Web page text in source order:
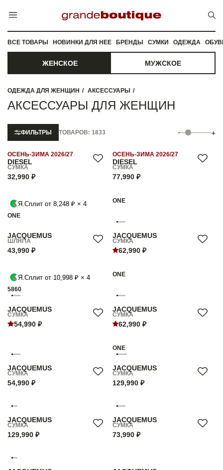
ВСЕ ТОВАРЫ НОВИНКИ ДЛЯ НЕЕ БРЕНДЫ СУМКИ ОДЕЖДА
ЖЕНСКОЕ МУЖСКОЕ
ОДЕЖДА ДЛЯ ЖЕНЩИН АКСЕССУАРЫ
АКСЕССУАРЫ ДЛЯ ЖЕНЩИН
ФИЛЬТРЫ ТОВАРОВ: 1833 - +
DIESEL
ОСЕНЬ-ЗИМА 2026/27
СУМКА
32,990 ₽
Я.Сплит от 8,248 ₽ × 4
ONE
DIESEL
ОСЕНЬ-ЗИМА 2026/27
СУМКА
77,990 ₽
ONE
JACQUEMUS
ШЛЯПА
43,990 ₽
Я.Сплит от 10,998 ₽ × 4
5860
JACQUEMUS
СУМКА
62,990 ₽
ONE
JACQUEMUS
СУМКА
54,990 ₽
JACQUEMUS
СУМКА
62,990 ₽
ONE
JACQUEMUS
СУМКА
54,990 ₽
JACQUEMUS
СУМКА
129,990 ₽
JACQUEMUS
СУМКА
129,990 ₽
JACQUEMUS
СУМКА
73,990 ₽